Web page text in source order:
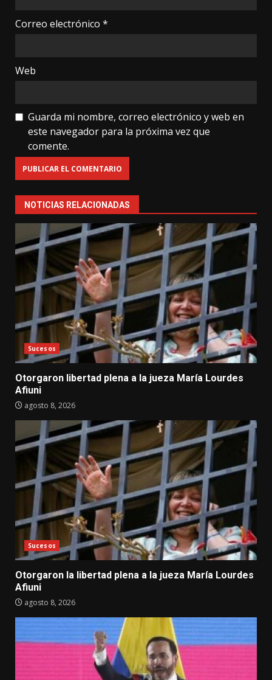
Correo electrónico *
Web
Guarda mi nombre, correo electrónico y web en
este navegador para la próxima vez que
comente.
NOTICIAS RELACIONADAS
Sucesos
Otorgaron libertad plena a la jueza María Lourdes
Afiuni
agosto 8, 2026
Sucesos
Otorgaron la libertad plena a la jueza María Lourdes
Afiuni
agosto 8, 2026